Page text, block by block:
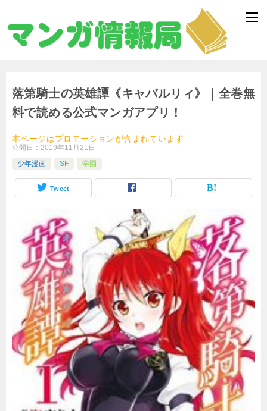
落第騎士の英雄譚《キャバルリィ》｜全巻無
料で読める公式マンガアプリ！
本ページはプロモーションが含まれています
公開日： 2019年11月21日
少年漫画
SF 学園
Tweet